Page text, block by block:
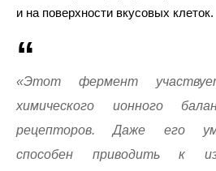
и на поверхности вкусовых клеток.
«Этот фермент
химического ионного
рецепторов. Даже его
способен приводить к